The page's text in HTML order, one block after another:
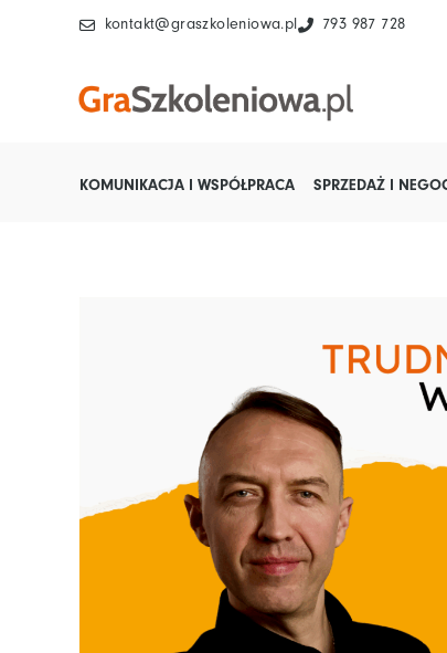
kontakt@graszkoleniowa.pl 793 987 728
KOMUNIKACJA I WSPÓŁPRACA SPRZEDAŻ I